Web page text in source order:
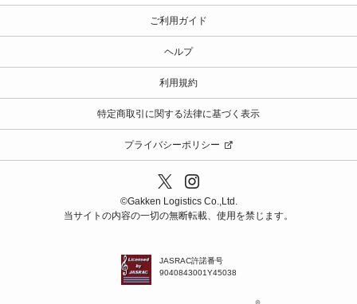
ご利用ガイド
ヘルプ
利用規約
特定商取引に関する法律に基づく表示
プライバシーポリシー
©️Gakken Logistics Co.,Ltd.
当サイトの内容の一切の無断転載、使用を禁じます。
JASRAC許諾番号
9040843001Y45038